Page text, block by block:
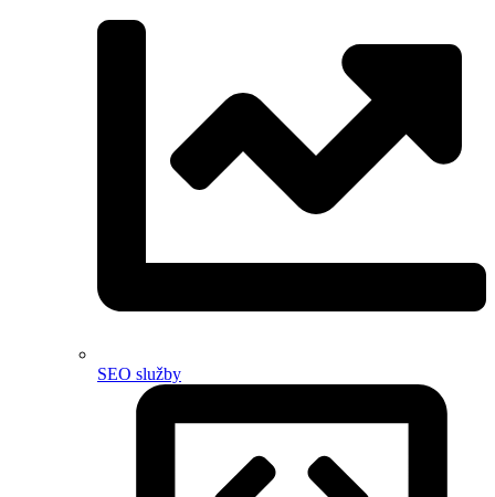
SEO služby